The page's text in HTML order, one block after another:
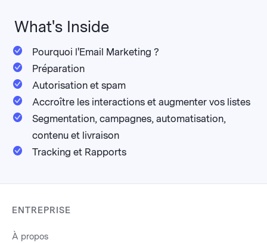
What's Inside
Pourquoi l'Email Marketing ?
Préparation
Autorisation et spam
Accroître les interactions et augmenter vos listes
Segmentation, campagnes, automatisation,
contenu et livraison
Tracking et Rapports
ENTREPRISE
À propos